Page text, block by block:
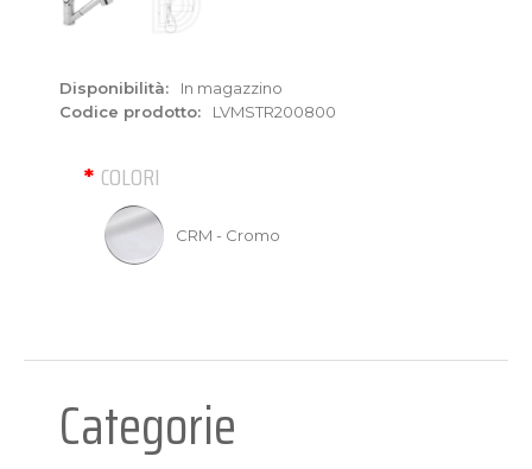
Disponibilità:
In magazzino
Codice prodotto:
LVMSTR200800
COLORI
CRM - Cromo
Categorie